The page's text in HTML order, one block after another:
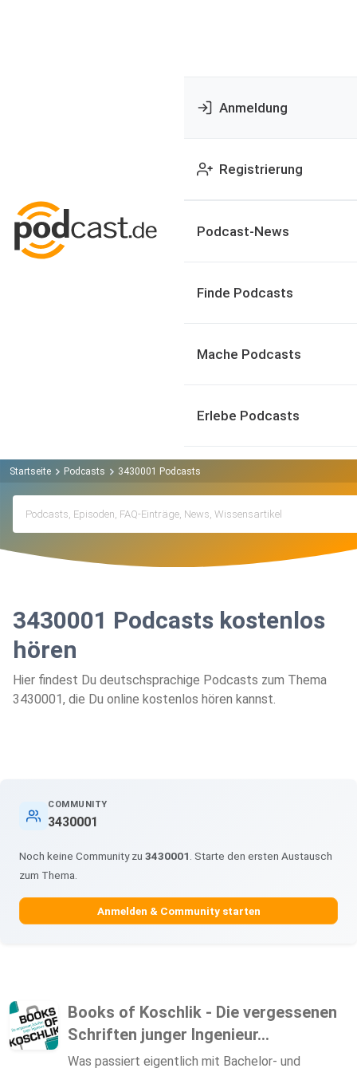
Anmeldung
Registrierung
Podcast-News
Finde Podcasts
Mache Podcasts
Erlebe Podcasts
Startseite Podcasts 3430001 Podcasts
3430001 Podcasts kostenlos
hören
Hier findest Du deutschsprachige Podcasts zum Thema
3430001, die Du online kostenlos hören kannst.
Books of Koschlik - Die vergessenen
Schriften junger Ingenieur...
Was passiert eigentlich mit Bachelor- und
COMMUNITY
3430001
Noch keine Community zu 3430001 . Starte den ersten Austausch
zum Thema.
Anmelden & Community starten